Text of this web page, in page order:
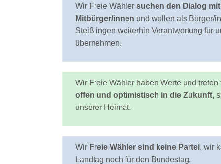
Wir Freie Wähler suchen den Dialog
Mitbürger/innen und wollen als Bürger/
Steißlingen weiterhin Verantwortung für
übernehmen.
Wir Freie Wähler haben Werte und treten
offen und optimistisch in die Zukunft,
unserer Heimat.
WirFreie Wähler sind keine Partei, wir
Landtag noch für den Bundestag.